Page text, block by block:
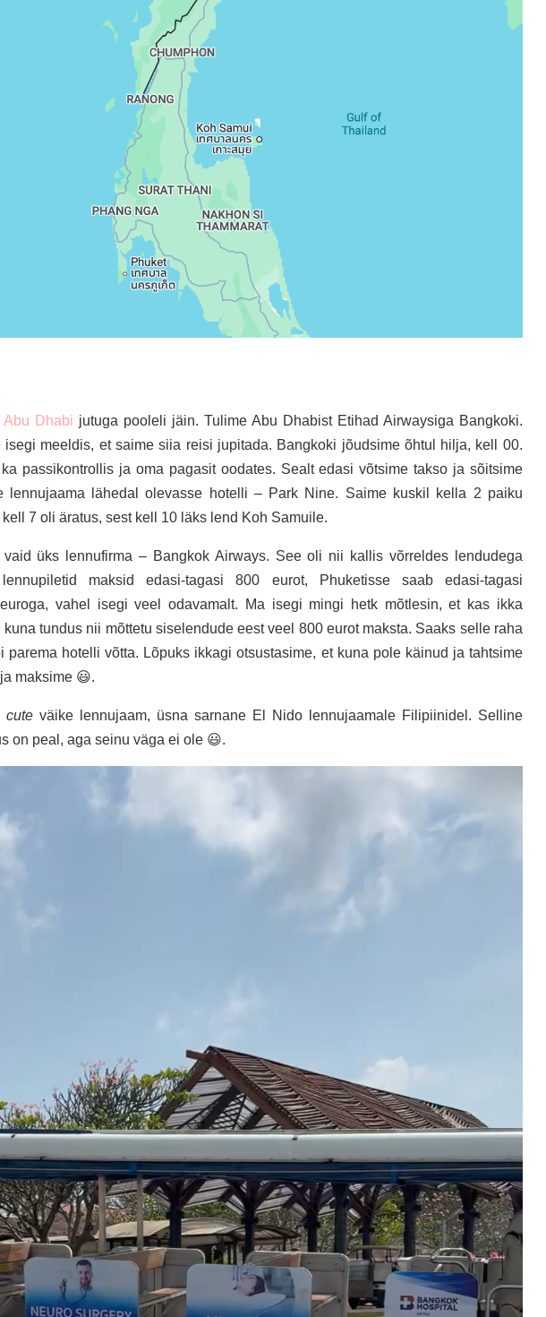
Abu Dhabi jutuga pooleli jäin. Tulime Abu Dhabist Etihad Airwaysiga Bangkoki.
isegi meeldis, et saime siia reisi jupitada. Bangkoki jõudsime õhtul hilja, kell 00.
passikontrollis ja oma pagasit oodates. Sealt edasi võtsime takso ja sõitsime
lennujaama lähedal olevasse hotelli – Park Nine. Saime kuskil kella 2 paiku
7 oli äratus, sest kell 10 läks lend Koh Samuile.
üks lennufirma – Bangkok Airways. See oli nii kallis võrreldes lendudega
maksid edasi-tagasi 800 eurot, Phuketisse saab edasi-tagasi
vahel isegi veel odavamalt. Ma isegi mingi hetk mõtlesin, et kas ikka
kuna tundus nii mõttetu siselendude eest veel 800 eurot maksta. Saaks selle raha
parema hotelli võtta. Lõpuks ikkagi otsustasime, et kuna pole käinud ja tahtsime
maksime 😃.
cuteväike lennujaam, üsna sarnane El Nido lennujaamale Filipiinidel. Selline
on peal, aga seinu väga ei ole 😃.